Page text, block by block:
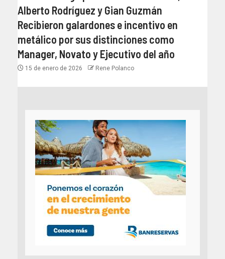
Alberto Rodríguez y Gian Guzmán
Recibieron galardones e incentivo en
metálico por sus distinciones como
Manager, Novato y Ejecutivo del año
15 de enero de 2026 Rene Polanco